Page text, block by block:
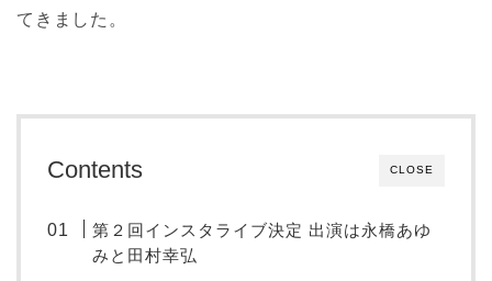
てきました。
CLOSE
Contents
第２回インスタライブ決定 出演は永橋あゆ
みと田村幸弘